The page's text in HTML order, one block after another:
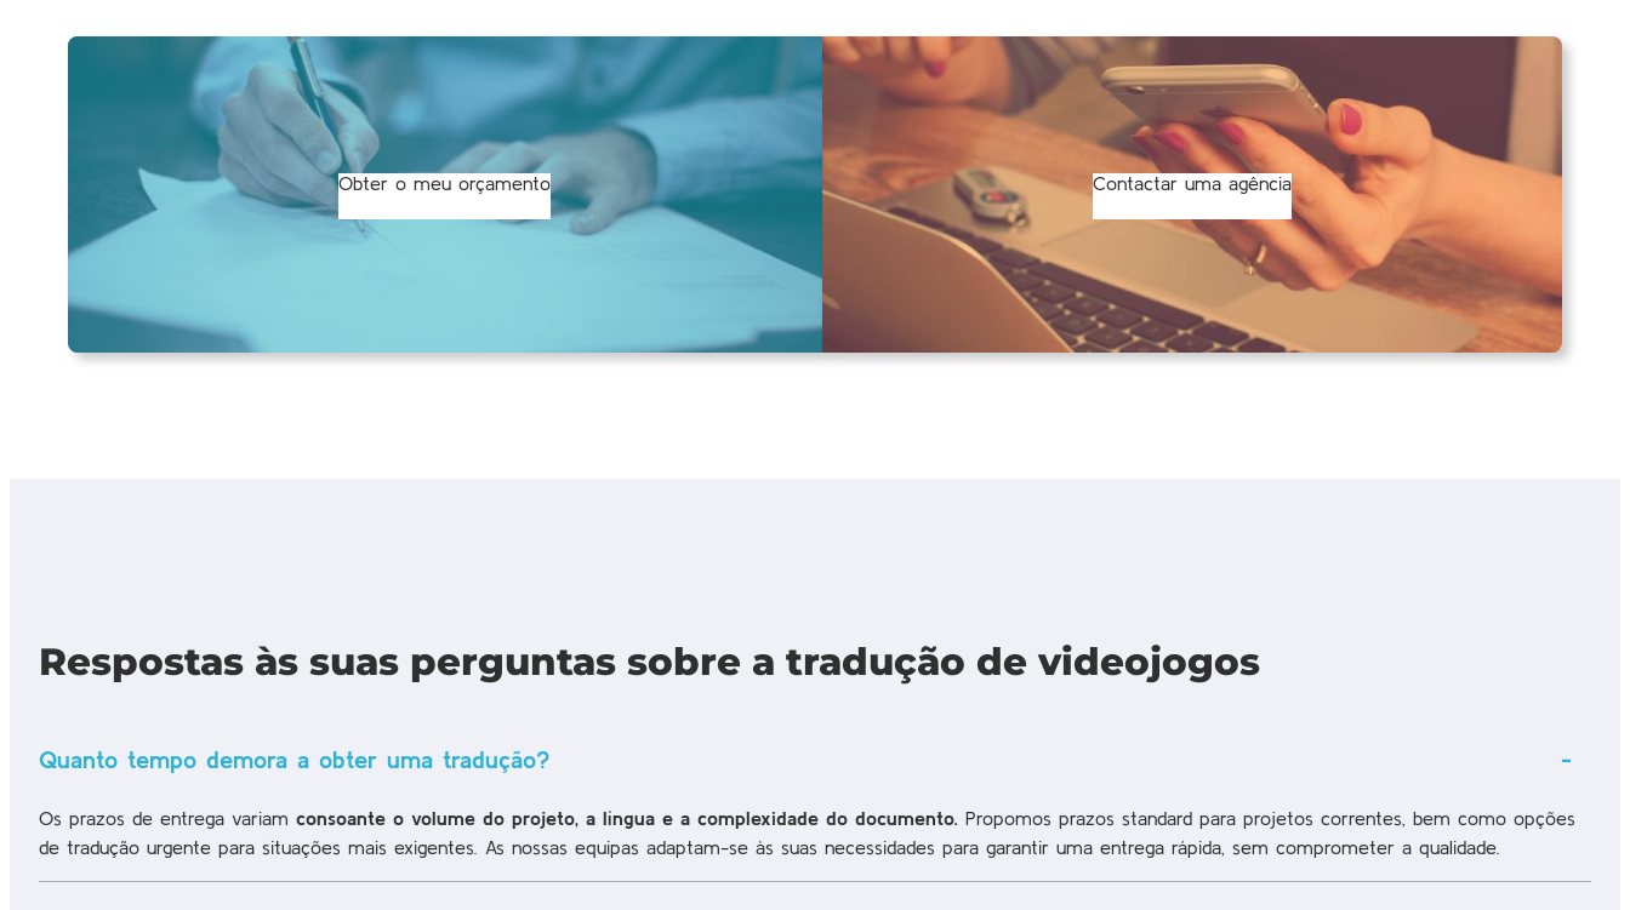
Obter o meu orçamento Contactar uma agência
Respostas às suas perguntas sobre a tradução de videojogos
Quanto tempo demora a obter uma tradução?
Os prazos de entrega variam consoante o volume do projeto, a língua e a complexidade do documento. Propomos prazos standard para projetos correntes, bem como opções
de tradução urgente para situações mais exigentes. As nossas equipas adaptam-se às suas necessidades para garantir uma entrega rápida, sem comprometer a qualidade.